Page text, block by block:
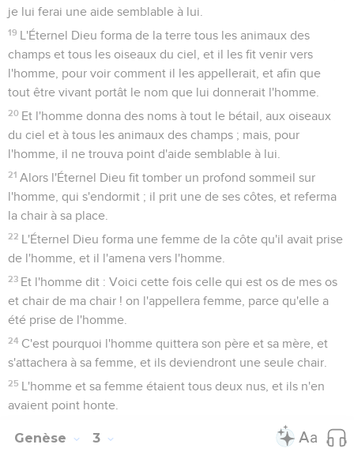
je lui ferai une aide semblable à lui.
19 L'Éternel Dieu forma de la terre tous les animaux des
champs et tous les oiseaux du ciel, et il les fit venir vers
l'homme, pour voir comment il les appellerait, et afin que
tout être vivant portât le nom que lui donnerait l'homme.
20 Et l'homme donna des noms à tout le bétail, aux oiseaux
du ciel et à tous les animaux des champs ; mais, pour
l'homme, il ne trouva point d'aide semblable à lui.
21 Alors l'Éternel Dieu fit tomber un profond sommeil sur
l'homme, qui s'endormit ; il prit une de ses côtes, et referma
la chair à sa place.
22 L'Éternel Dieu forma une femme de la côte qu'il avait prise
de l'homme, et il l'amena vers l'homme.
23 Et l'homme dit : Voici cette fois celle qui est os de mes os
et chair de ma chair ! on l'appellera femme, parce qu'elle a
été prise de l'homme.
24 C'est pourquoi l'homme quittera son père et sa mère, et
s'attachera à sa femme, et ils deviendront une seule chair.
25 L'homme et sa femme étaient tous deux nus, et ils n'en
avaient point honte.
Genèse 3